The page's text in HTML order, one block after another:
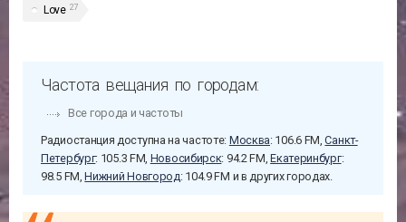
Love 27
Частота вещания по городам:
Все города и частоты
Радиостанция доступна на частоте: Москва: 106.6 FM,Санкт-
Петербург: 105.3 FM, Новосибирск: 94.2 FM,Екатеринбург:
98.5 FM,Нижний Новгород: 104.9 FM и в других городах.